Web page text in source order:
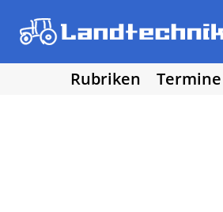
Rubriken Termine